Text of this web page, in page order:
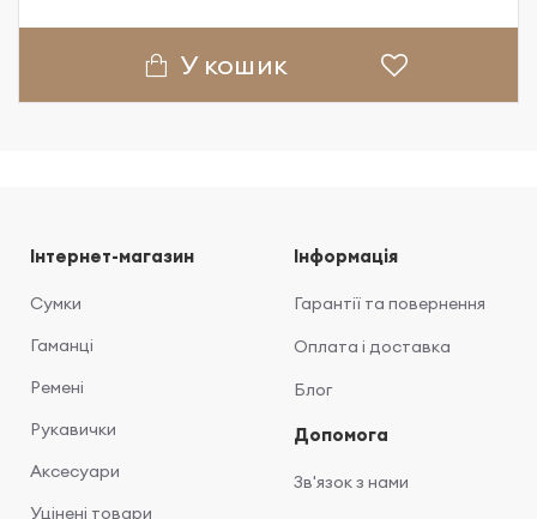
У кошик
Інтернет-магазин
Сумки
Гаманці
Ремені
Рукавички
Аксесуари
Уцінені товари
Інформація
Гарантії та повернення
Оплата і доставка
Блог
Допомога
Зв'язок з нами